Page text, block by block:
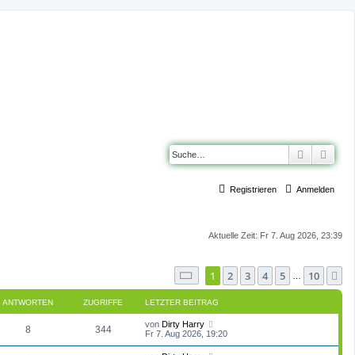
Suche
Anmelden
Registrieren
Aktuelle Zeit: Fr 7. Aug 2026, 23:39
Seite von10
1 2 3 4 5 10
ANTWORTEN ZUGRIFFE LETZTER BEITRAG
8A
n
344Z
u
L
e
von Dirty Harry
Fr 7. Aug 2026, 19:20